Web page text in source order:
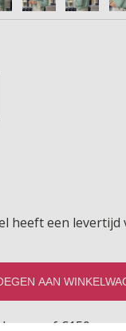
heeft een levertijd
AAN
vanaf €150,-